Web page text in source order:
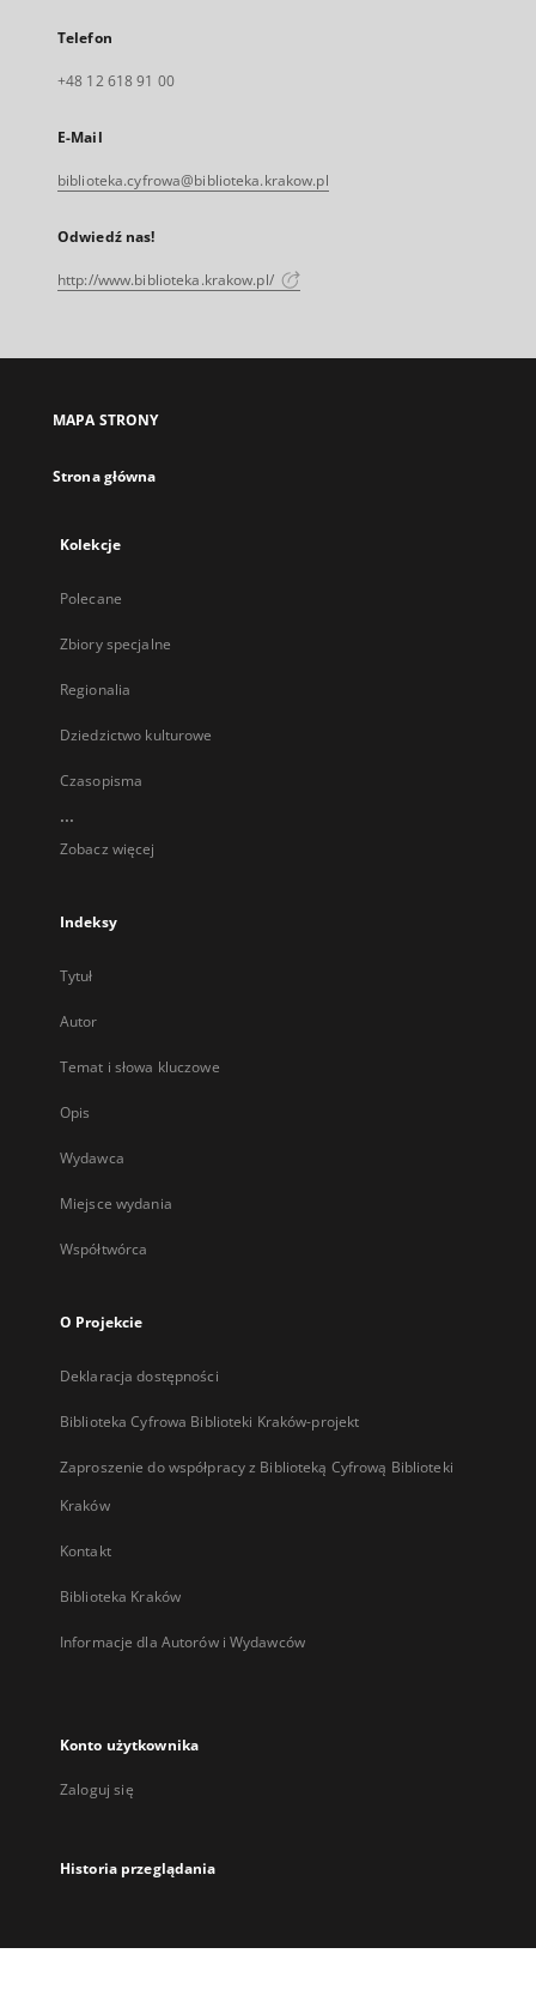
Telefon
+48 12 618 91 00
E-Mail
biblioteka.cyfrowa@biblioteka.krakow.pl
Odwiedź nas!
http://www.biblioteka.krakow.pl/
MAPA STRONY
Strona główna
Kolekcje
Polecane
Zbiory specjalne
Regionalia
Dziedzictwo kulturowe
Czasopisma
...
Zobacz więcej
Indeksy
Tytuł
Autor
Temat i słowa kluczowe
Opis
Wydawca
Miejsce wydania
Współtwórca
O Projekcie
Deklaracja dostępności
Biblioteka Cyfrowa Biblioteki Kraków-projekt
Zaproszenie do współpracy z Biblioteką Cyfrową Biblioteki
Kraków
Kontakt
Biblioteka Kraków
Informacje dla Autorów i Wydawców
Konto użytkownika
Zaloguj się
Historia przeglądania